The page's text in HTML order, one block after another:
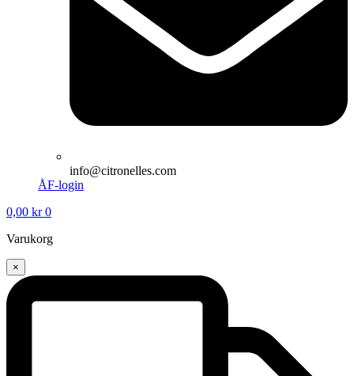
info@citronelles.com
ÅF-login
0,00 kr 0
Varukorg
×